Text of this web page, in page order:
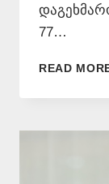
77…
READ